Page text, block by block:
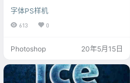
版，快速生成提高你的工作效率，
每一个样机素材高清可印刷，字体
们精心筛选，助你打造炫酷文字log
计师对mockups样机素材的各种需
求。
字体PS样机
613 0
Photoshop 20年5月15日